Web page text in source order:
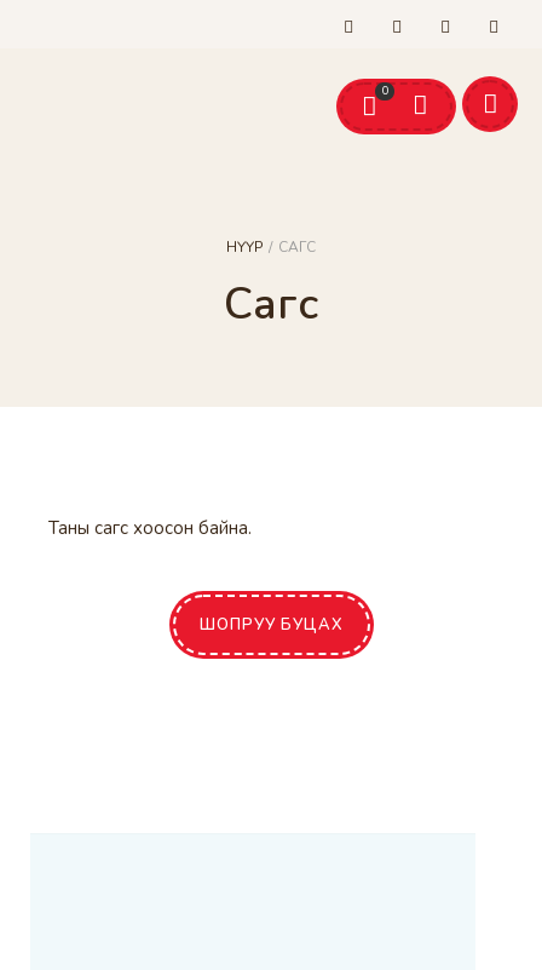
shop@bog.mn +976-99054946
Ноолууран бүтээгдэхүүн Арчилгаа
0
НҮҮР / САГС
Сагс
Таны сагс хоосон байна.
ШОПРУУ БУЦАХ